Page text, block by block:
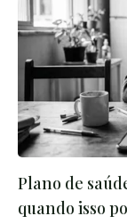
Plano de
quando isso